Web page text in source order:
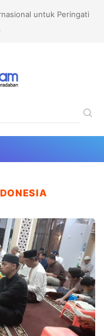
untuk Peringati
Aqsha